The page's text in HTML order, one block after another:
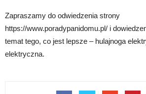
Zapraszamy do odwiedzenia strony
https://www.poradypanidomu.pl/ i
temat tego, co jest lepsze – hulajnoga
elektryczna.